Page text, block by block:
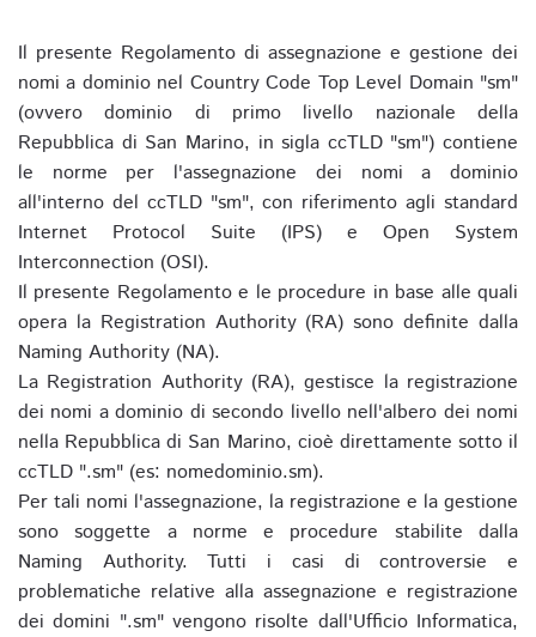
Il presente Regolamento di assegnazione e gestione dei
nomi a dominio nel Country Code Top Level Domain "sm"
(ovvero dominio di primo livello nazionale della
Repubblica di San Marino, in sigla ccTLD "sm") contiene
le norme per l'assegnazione dei nomi a dominio
all'interno del ccTLD "sm", con riferimento agli standard
Internet Protocol Suite (IPS) e Open System
Interconnection (OSI).
Il presente Regolamento e le procedure in base alle quali
opera la Registration Authority (RA) sono definite dalla
Naming Authority (NA).
La Registration Authority (RA), gestisce la registrazione
dei nomi a dominio di secondo livello nell'albero dei nomi
nella Repubblica di San Marino, cioè direttamente sotto il
ccTLD ".sm" (es: nomedominio.sm).
Per tali nomi l'assegnazione, la registrazione e la gestione
sono soggette a norme e procedure stabilite dalla
Naming Authority. Tutti i casi di controversie e
problematiche relative alla assegnazione e registrazione
dei domini ".sm" vengono risolte dall'Ufficio Informatica,